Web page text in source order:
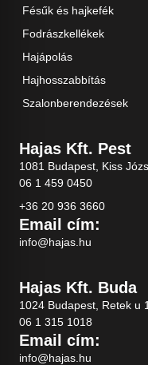
Fésűk és hajkefék
Fodrászkellékek
Hajápolás
Hajhosszabbítás
Szalonberendezések
Hajas Kft. Pest
1081 Budapest, Kiss
06 1 459 0450
+36 20 936 3660
Email cím:
info@hajas.hu
Hajas Kft. Buda
1024 Budapest, Retek u
06 1 315 1018
Email cím:
info@hajas.hu